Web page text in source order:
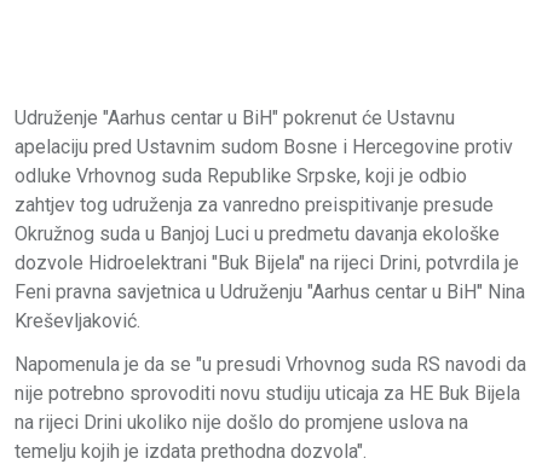
Udruženje "Aarhus centar u BiH" pokrenut će Ustavnu
apelaciju pred Ustavnim sudom Bosne i Hercegovine protiv
odluke Vrhovnog suda Republike Srpske, koji je odbio
zahtjev tog udruženja za vanredno preispitivanje presude
Okružnog suda u Banjoj Luci u predmetu davanja ekološke
dozvole Hidroelektrani "Buk Bijela" na rijeci Drini, potvrdila je
Feni pravna savjetnica u Udruženju "Aarhus centar u BiH" Nina
Kreševljaković.
Napomenula je da se "u presudi Vrhovnog suda RS navodi da
nije potrebno sprovoditi novu studiju uticaja za HE Buk Bijela
na rijeci Drini ukoliko nije došlo do promjene uslova na
temelju kojih je izdata prethodna dozvola".